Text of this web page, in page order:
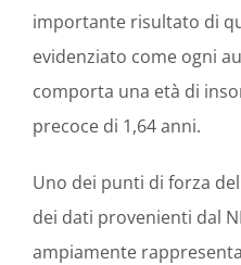
importante risultato di
evidenziato come ogni
comporta una età di
precoce di 1,64 anni.
Uno dei punti di forza
dei dati provenienti dal
ampiamente